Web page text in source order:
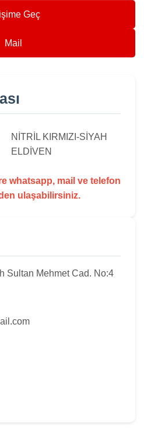
Geç
Mail
NİTRİL KIRMIZI-SİYAH
ELDİVEN
whatsapp, mail ve telefon
ulaşabilirsiniz.
Sultan Mehmet Cad. No:4